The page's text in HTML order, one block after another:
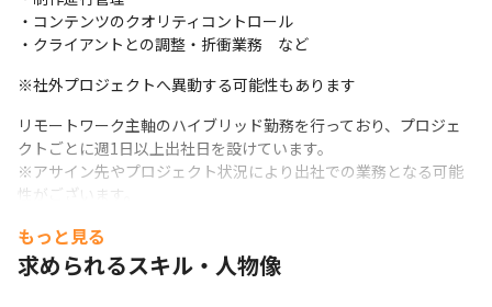
・コンテンツのクオリティコントロール
・クライアントとの調整・折衝業務　など
※社外プロジェクトへ異動する可能性もあります
リモートワーク主軸のハイブリッド勤務を行っており、プロジェ
クトごとに週1日以上出社日を設けています。
※アサイン先やプロジェクト状況により出社での業務となる可能
性がございます。
もっと見る
求められるスキル・人物像